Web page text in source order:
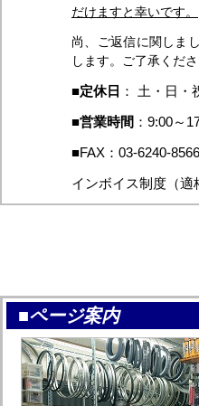
だけますと幸いです。
尚、ご返信に関しま
します。ご了承くださ
■定休日 ： 土・日・
■営業時間 ：9:00～
■FAX：03-6240-8566
インボイス制度（適
■ページ案内